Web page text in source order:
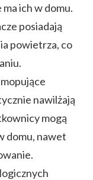
ich w domu.
posiadają
powietrza, co
nawilżają
mogą
domu, nawet